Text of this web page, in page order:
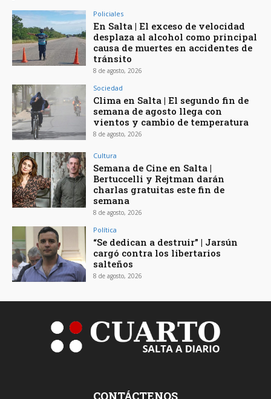
Policiales
En Salta | El exceso de velocidad
desplaza al alcohol como principal
causa de muertes en accidentes de
tránsito
8 de agosto, 2026
Sociedad
Clima en Salta | El segundo fin de
semana de agosto llega con
vientos y cambio de temperatura
8 de agosto, 2026
Cultura
Semana de Cine en Salta |
Bertuccelli y Rejtman darán
charlas gratuitas este fin de
semana
8 de agosto, 2026
Política
“Se dedican a destruir” | Jarsún
cargó contra los libertarios
salteños
8 de agosto, 2026
CONTÁCTENOS